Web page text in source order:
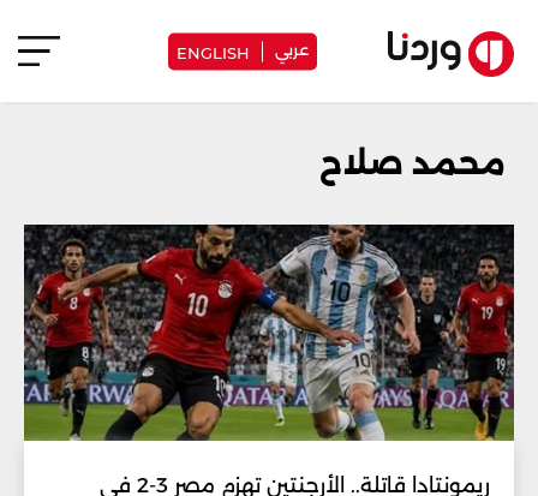
عربي ENGLISH
محمد صلاح
ريمونتادا قاتلة.. الأرجنتين تهزم مصر 3-2 في